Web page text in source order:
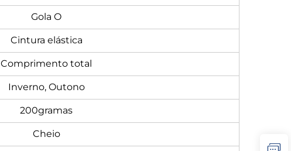
Gola O
Cintura elástica
Comprimento total
Inverno, Outono
200gramas
Cheio